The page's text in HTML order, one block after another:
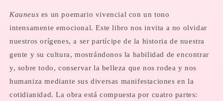
Kauneus es un poemario vivencial con un tono
intensamente emocional. Este libro nos invita a no olvidar
nuestros orígenes, a ser partícipe de la historia de nuestra
gente y su cultura, mostrándonos la habilidad de encontrar
y, sobre todo, conservar la belleza que nos rodea y nos
humaniza mediante sus diversas manifestaciones en la
cotidianidad. La obra está compuesta por cuatro partes: